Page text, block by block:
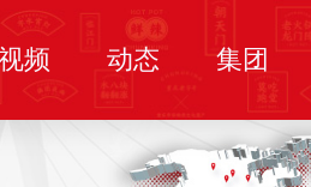
频 动态 集团